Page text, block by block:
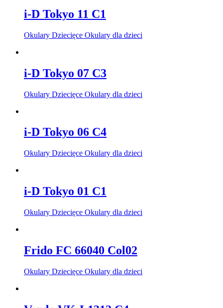
i-D Tokyo 11 C1
Okulary Dziecięce Okulary dla dzieci
i-D Tokyo 07 C3
Okulary Dziecięce Okulary dla dzieci
i-D Tokyo 06 C4
Okulary Dziecięce Okulary dla dzieci
i-D Tokyo 01 C1
Okulary Dziecięce Okulary dla dzieci
Frido FC 66040 Col02
Okulary Dziecięce Okulary dla dzieci